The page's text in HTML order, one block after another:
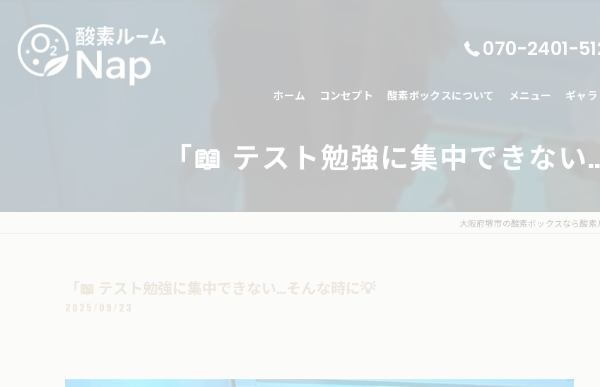
070-2401-
ホーム コンセプト 酸素ボックスについて メニュー ギャラ
「📖 テスト勉強に集中できな
大阪府堺市の酸素ボックスなら酸素
「📖 テスト勉強に集中できない…そんな時に💡
2025/09/23